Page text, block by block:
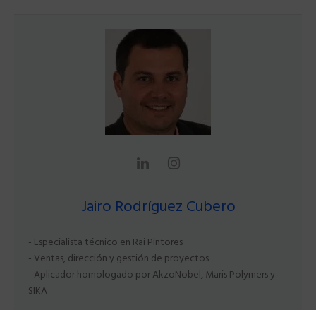
Jairo Rodríguez Cubero
- Especialista técnico en Rai Pintores
- Ventas, dirección y gestión de proyectos
- Aplicador homologado por AkzoNobel, Maris Polymers y
SIKA